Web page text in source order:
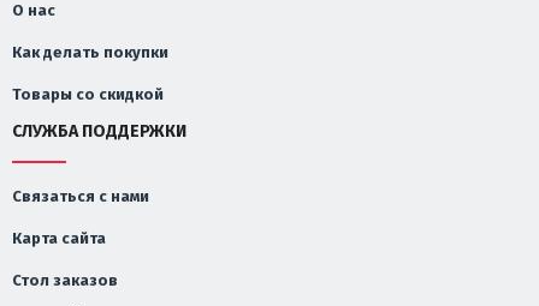
О нас
Как делать покупки
Товары со скидкой
СЛУЖБА ПОДДЕРЖКИ
Связаться с нами
Карта сайта
Стол заказов